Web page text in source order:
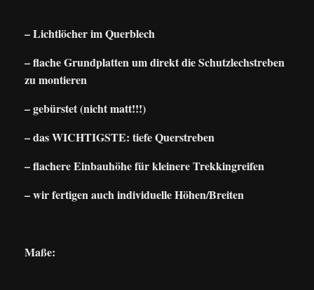
– Lichtlöcher im Querblech
– flache Grundplatten um direkt die Schutzlechstreben
zu montieren
– gebürstet (nicht matt!!!)
– das WICHTIGSTE: tiefe Querstreben
– flachere Einbauhöhe für kleinere Trekkingreifen
– wir fertigen auch individuelle Höhen/Breiten
Maße: